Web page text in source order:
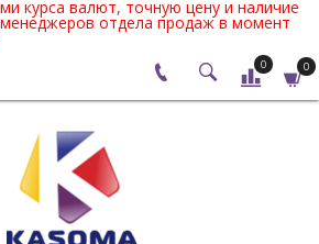
курса валют, точную цену и наличие
отдела продаж в момент
0 0